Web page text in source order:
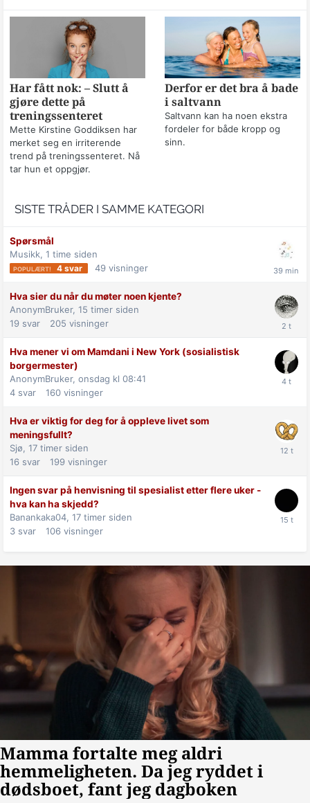
Har fått nok: – Slutt å
gjøre dette på
treningssenteret
Mette Kirstine Goddiksen har
merket seg en irriterende
trend på treningssenteret. Nå
tar hun et oppgjør.
Derfor er det bra å bade
i saltvann
Saltvann kan ha noen ekstra
fordeler for både kropp og
sinn.
SISTE TRÅDER I SAMME KATEGORI
Spørsmål
Musikk, 1 time siden
4 svar 49 visninger
Hva sier du når du møter noen kjente?
AnonymBruker, 15 timer siden
19 svar 205 visninger
Hva mener vi om Mamdani i New York (sosialistisk
borgermester)
AnonymBruker, onsdag kl 08:41
4 svar 160 visninger
Hva er viktig for deg for å oppleve livet som
meningsfullt?
Sjø, 17 timer siden
16 svar 199 visninger
Ingen svar på henvisning til spesialist etter flere uker -
hva kan ha skjedd?
Banankaka04, 17 timer siden
3 svar 106 visninger